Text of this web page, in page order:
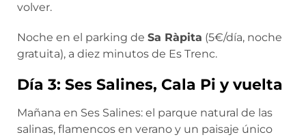
volver.
Noche en el parking de Sa Ràpita (5€/día, noche
gratuita), a diez minutos de Es Trenc.
Día 3: Ses Salines, Cala Pi y vuelta
Mañana en Ses Salines: el parque natural de las
salinas, flamencos en verano y un paisaje único